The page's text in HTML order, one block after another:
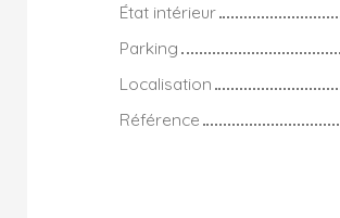
État intérieur
Parking
Localisation
Référence